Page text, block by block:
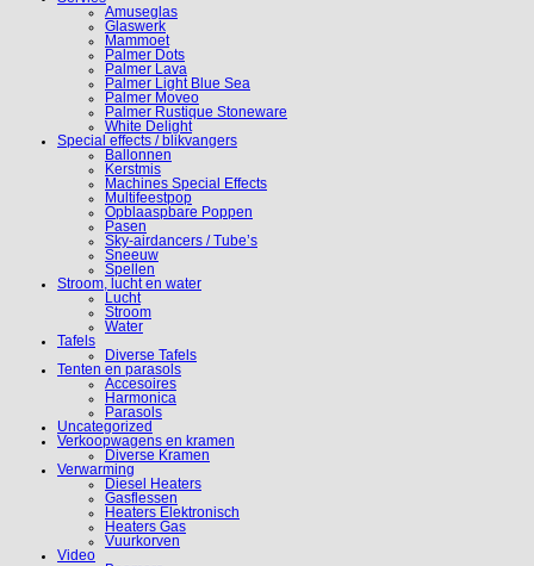
Amuseglas
Glaswerk
Mammoet
Palmer Dots
Palmer Lava
Palmer Light Blue Sea
Palmer Moveo
Palmer Rustique Stoneware
White Delight
Special effects / blikvangers
Ballonnen
Kerstmis
Machines Special Effects
Multifeestpop
Opblaaspbare Poppen
Pasen
Sky-airdancers / Tube’s
Sneeuw
Spellen
Stroom, lucht en water
Lucht
Stroom
Water
Tafels
Diverse Tafels
Tenten en parasols
Accesoires
Harmonica
Parasols
Uncategorized
Verkoopwagens en kramen
Diverse Kramen
Verwarming
Diesel Heaters
Gasflessen
Heaters Elektronisch
Heaters Gas
Vuurkorven
Video